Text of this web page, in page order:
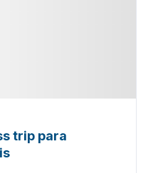
trip para